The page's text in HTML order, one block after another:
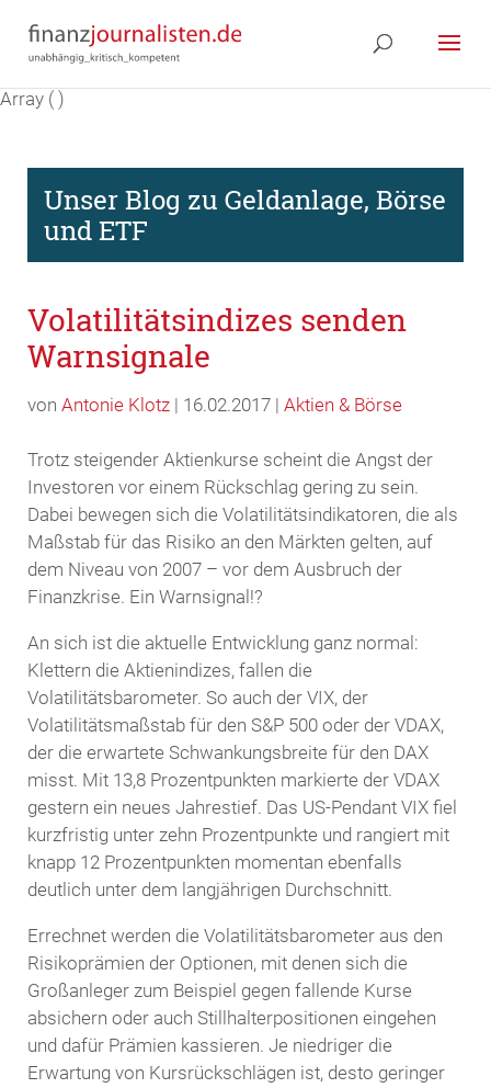
Array ( )
Unser Blog zu Geldanlage, Börse
und ETF
Volatilitätsindizes senden
Warnsignale
von Antonie Klotz| 16.02.2017 | Aktien & Börse
Trotz steigender Aktienkurse scheint die Angst der
Investoren vor einem Rückschlag gering zu sein.
Dabei bewegen sich die Volatilitätsindikatoren, die als
Maßstab für das Risiko an den Märkten gelten, auf
dem Niveau von 2007 – vor dem Ausbruch der
Finanzkrise. Ein Warnsignal!?
An sich ist die aktuelle Entwicklung ganz normal:
Klettern die Aktienindizes, fallen die
Volatilitätsbarometer. So auch der VIX, der
Volatilitätsmaßstab für den S&P 500 oder der VDAX,
der die erwartete Schwankungsbreite für den DAX
misst. Mit 13,8 Prozentpunkten markierte der VDAX
gestern ein neues Jahrestief. Das US-Pendant VIX fiel
kurzfristig unter zehn Prozentpunkte und rangiert mit
knapp 12 Prozentpunkten momentan ebenfalls
deutlich unter dem langjährigen Durchschnitt.
Errechnet werden die Volatilitätsbarometer aus den
Risikoprämien der Optionen, mit denen sich die
Großanleger zum Beispiel gegen fallende Kurse
absichern oder auch Stillhalterpositionen eingehen
und dafür Prämien kassieren. Je niedriger die
Erwartung von Kursrückschlägen ist, desto geringer